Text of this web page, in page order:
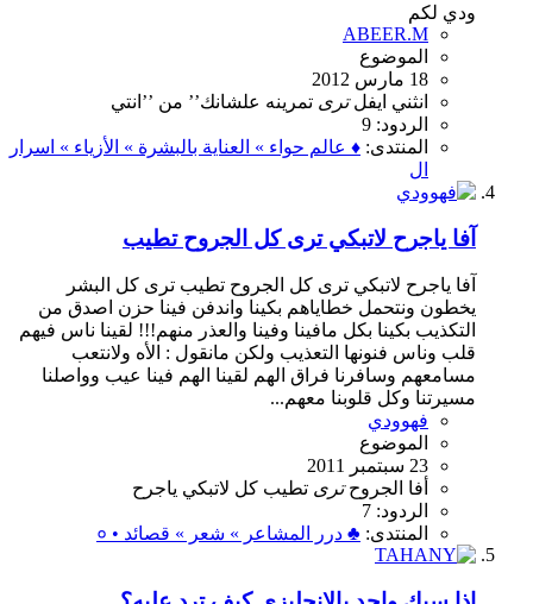
ودي لكم
ABEER.M
الموضوع
18 مارس 2012
انثني ايفلترى تمرينه علشانك’’ من ’’انتي
الردود: 9
المنتدى: ♦ عالم حواء » العناية بالبشرة » الأزياء » اسرار
ال
آفا ياجرح لاتبكي ترى كل الجروح تطيب
آفا ياجرح لاتبكي ترى كل الجروح تطيب ترى كل البشر
يخطون ونتحمل خطاياهم بكينا واندفن فينا حزن اصدق من
التكذيب بكينا بكل مافينا وفينا والعذر منهم!!! لقينا ناس فيهم
قلب وناس فنونها التعذيب ولكن مانقول : الأه ولانتعب
مسامعهم وسافرنا فراق الهم لقينا الهم فينا عيب وواصلنا
مسيرتنا وكل قلوبنا معهم...
فهوودي
الموضوع
23 سبتمبر 2011
أفا الجروحترى تطيب كل لاتبكي ياجرح
الردود: 7
المنتدى: ♣ درر المشاعر » شعر » قصائد • ०